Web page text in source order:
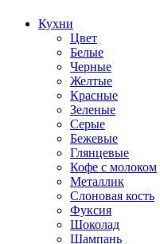
Кухни
Цвет
Белые
Черные
Желтые
Красные
Зеленые
Серые
Бежевые
Глянцевые
Кофе с молоком
Металлик
Слоновая кость
Фуксия
Шоколад
Шампань